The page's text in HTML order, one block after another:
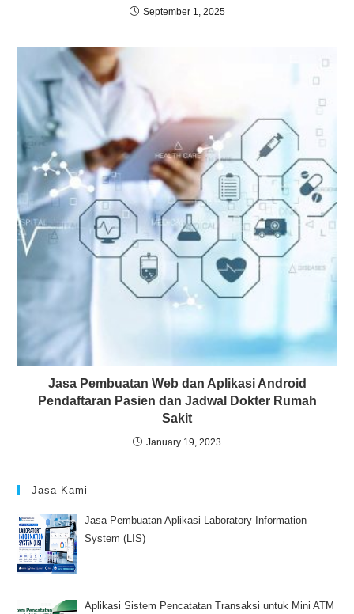
September 1, 2025
Jasa Pembuatan Web dan Aplikasi Android
Pendaftaran Pasien dan Jadwal Dokter Rumah
Sakit
January 19, 2023
Jasa Kami
Jasa Pembuatan Aplikasi Laboratory Information
System (LIS)
Aplikasi Sistem Pencatatan Transaksi untuk Mini ATM